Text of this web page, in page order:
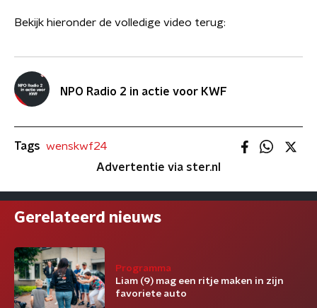
Bekijk hieronder de volledige video terug:
NPO Radio 2 in actie voor KWF
Tags wenskwf24
Advertentie via ster.nl
Gerelateerd nieuws
Programma
Liam (9) mag een ritje maken in zijn
favoriete auto